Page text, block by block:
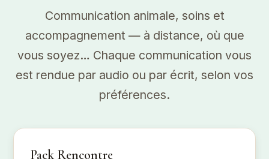
Communication animale, soins et
accompagnement — à distance, où que
vous soyez… Chaque communication vous
est rendue par audio ou par écrit, selon vos
préférences.
Pack Rencontre